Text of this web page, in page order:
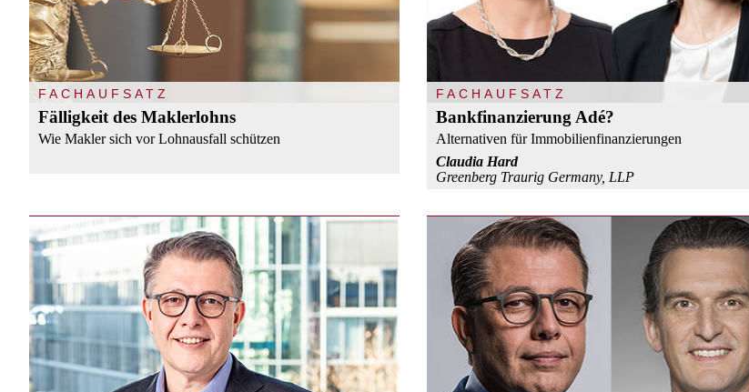
FACHAUFSATZ
Fälligkeit des Maklerlohns
Wie Makler sich vor Lohnausfall schützen
FACHAUFSATZ
Bankfinanzierung Adé?
Alternativen für Immobilienfinanzierungen
Claudia Hard
Greenberg Traurig Germany, LLP